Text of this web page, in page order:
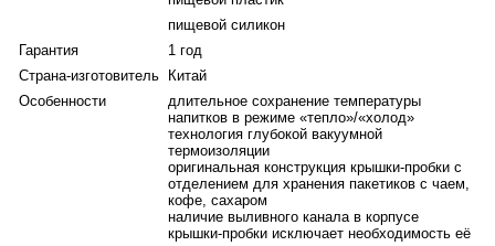
В верхней части винтовой пробки предусмотрено
отделение с крышкой для хранения запасных пакетиков с
чаем, кофе и сахаром. Пробка способствует сохранению
температуры содержимого, т.к. в её конструкции
предусмотрен специальный канал для выливания
жидкости, исключающий необходимость выкручивать
пищевой силикон
Гарантия
1 год
Страна-изготовитель Китай
Особенности
длительное сохранение температуры
напитков в режиме «тепло»/«холод»
технология глубокой вакуумной
термоизоляции
оригинальная конструкция крышки-пробки с
отделением для хранения пакетиков с чаем,
кофе, сахаром
наличие выливного канала в корпусе
крышки-пробки исключает необходимость её